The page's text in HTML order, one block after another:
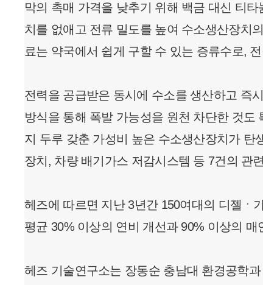
막의 촉매 가격을 낮추기 위해 백금 대신 티
치를 없애고 전류 밀도를 높여 수소생산장치
료는 약국에서 쉽게 구할 수 있는 증류수로,
전력을 공급받은 동시에 수소를 생산하고 즉
방식을 통해 폭발 가능성을 원천 차단한 것도
지 두루 갖춘 가성비 높은 수소생산장치가 탄
장치, 차량 배기가스 저감시스템 등 7건의 관
헤즈에 따르면 지난 3년간 150여대의 디젤ㆍ
평균 30% 이상의 연비 개선과 90% 이상의 매
헤즈 기술연구소는 장동순 충남대 환경공학